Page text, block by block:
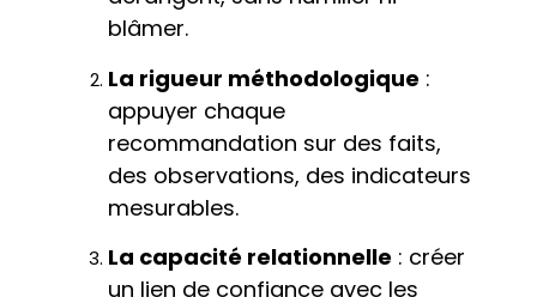
blâmer.
La rigueur méthodologique :
appuyer chaque
recommandation sur des faits,
des observations, des indicateurs
mesurables.
La capacité relationnelle : créer
un lien de confiance avec les